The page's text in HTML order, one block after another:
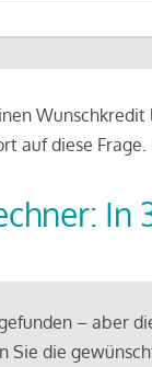
auf diese
In
– aber
Sie die